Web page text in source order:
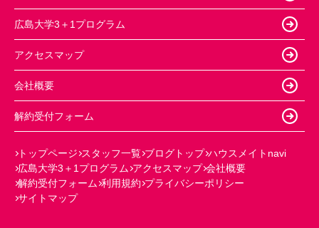
広島大学3＋1プログラム
アクセスマップ
会社概要
解約受付フォーム
トップページ スタッフ一覧 ブログトップ ハウスメイトnavi
広島大学3＋1プログラム アクセスマップ 会社概要
解約受付フォーム 利用規約 プライバシーポリシー
サイトマップ